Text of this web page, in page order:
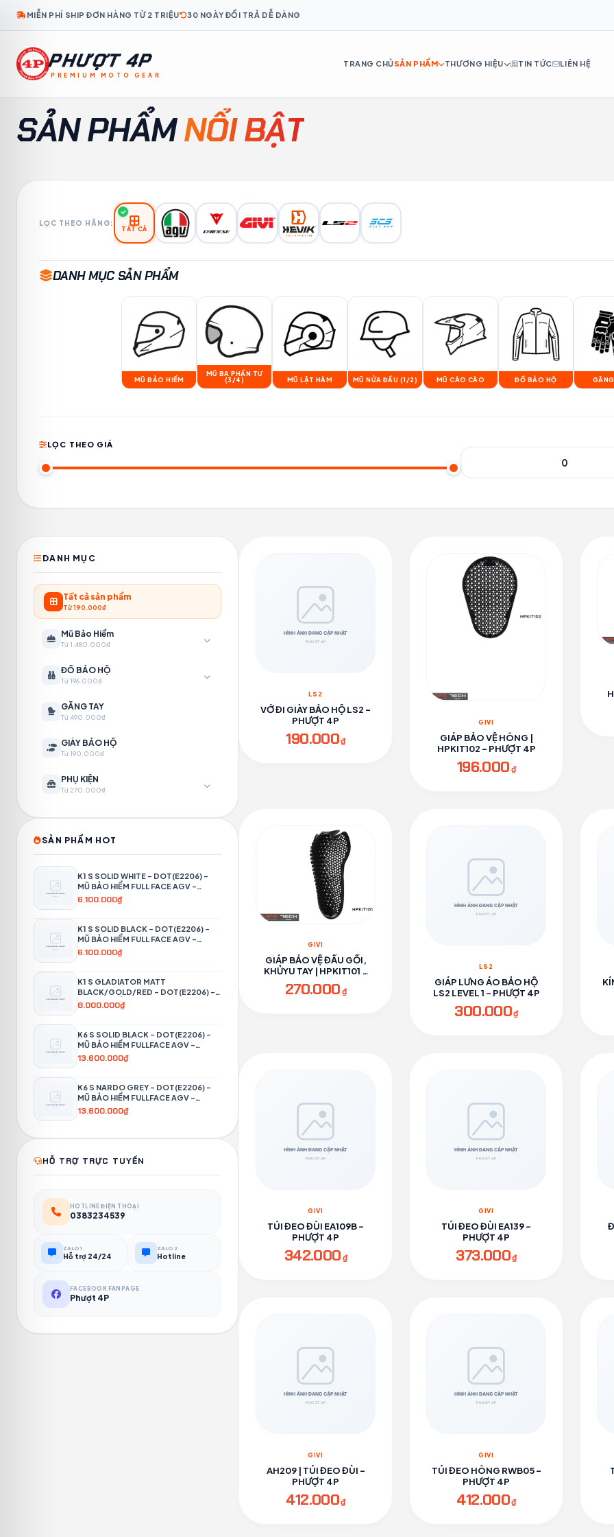
MIỄN PHÍ SHIP ĐƠN HÀNG TỪ 2 TRIỆU 30 NGÀY ĐỔI TRẢ DỄ DÀNG
PHƯỢT 4P
PREMIUM MOTO GEAR
TRANG CHỦSẢN PHẨM THƯƠNG HIỆU TIN TỨC LIÊN HỆ
SẢN PHẨMNỔI BẬT
LỌC THEO HÃNG:
TẤT CẢ
DANH MỤC SẢN PHẨM
MŨ BẢO HIỂM
MŨ BA PHẦN TƯ
(3/4)
MŨ LẬT HÀM MŨ NỬA ĐẦU (1/2) MŨ CÀO CÀO ĐỒ BẢO HỘ
LỌC THEO GIÁ
DANH MỤC
Tất cả sản phẩm
Từ 190.000₫
Mũ Bảo Hiểm
Từ 1.480.000₫
ĐỒ BẢO HỘ
Từ 196.000₫
GĂNG TAY
Từ 490.000₫
GIÀY BẢO HỘ
Từ 190.000₫
PHỤ KIỆN
Từ 270.000₫
SẢN PHẨM HOT
K1 S SOLID WHITE – DOT(E2206) –
MŨ BẢO HIỂM FULL FACE AGV -
PHƯỢT 4P
6.100.000₫
K1 S SOLID BLACK – DOT(E2206) –
MŨ BẢO HIỂM FULL FACE AGV -
PHƯỢT 4P
6.100.000₫
K1 S GLADIATOR MATT
BLACK/GOLD/RED – DOT(E2206) –
MŨ BẢO HIỂM FULL FACE AGV -
8.000.000₫
K6 S SOLID BLACK – DOT(E2206) –
MŨ BẢO HIỂM FULLFACE AGV -
PHƯỢT 4P
13.600.000₫
K6 S NARDO GREY – DOT(E2206) –
MŨ BẢO HIỂM FULLFACE AGV -
PHƯỢT 4P
13.600.000₫
HỖ TRỢ TRỰC TUYẾN
HOTLINE ĐIỆN THOẠI
0383234539
ZALO 1
Hỗ trợ 24/24
ZALO 2
Hotline
FACEBOOK FANPAGE
Phượt 4P
LS2
VỚ ĐI GIÀY BẢO HỘ LS2 -
PHƯỢT 4P
190.000₫
GIVI
GIÁP BẢO VỆ HÔNG |
HPKIT102 - PHƯỢT 4P
196.000₫
GIVI
GIÁP BẢO VỆ ĐẦU GỐI,
KHỦYU TAY | HPKIT101 -
PHƯỢT 4P
270.000₫
LS2
GIÁP LƯNG ÁO BẢO HỘ
LS2 LEVEL 1 - PHƯỢT 4P
300.000₫
GIVI
TÚI ĐEO ĐÙI EA109B -
PHƯỢT 4P
342.000₫
GIVI
TÚI ĐEO ĐÙI EA139 -
PHƯỢT 4P
373.000₫
GIVI
AH209 | TÚI ĐEO ĐÙI -
PHƯỢT 4P
412.000₫
GIVI
TÚI ĐEO HÔNG RWB05 -
PHƯỢT 4P
412.000₫